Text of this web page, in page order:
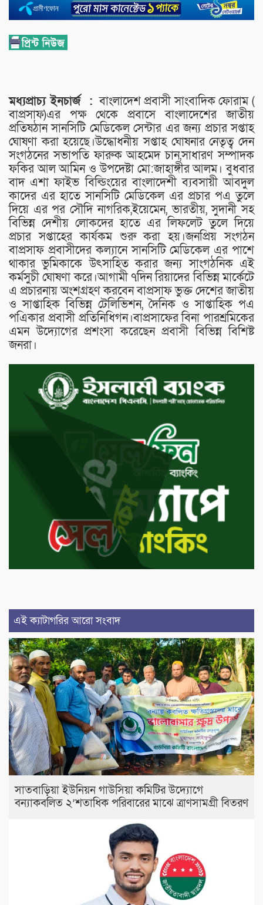
মধ্যপ্রাচ্য ইনচার্জ : বাংলাদেশ প্রবাসী সাংবাদিক ফোরাম (
বাপ্রসাফ)এর পক্ষ থেকে প্রবাসে বাংলাদেশের জাতীয়
প্রতিষঠান সানসিটি মেডিকেল সেন্টার এর জন্য প্রচার সপ্তাহ
ঘোষণা করা হয়েছে।উদ্ধোধনীয় সপ্তাহ ঘোষনার নেতৃত্ব দেন
সংগঠনের সভাপতি ফারুক আহমেদ চান,সাধারণ সম্পাদক
ফকির আল আমিন ও উপদেষ্টা মো:জাহাঙ্গীর আলম। বুধবার
বাদ এশা ফাইভ বিল্ডিংয়ের বাংলাদেশী ব্যবসায়ী আবদুল
কাদের এর হাতে সানসিটি মেডিকেল এর প্রচার পএ তুলে
দিয়ে এর পর সৌদি নাগরিক,ইয়েমেন, ভারতীয়, সুদানী সহ
বিভিন্ন দেশীয় লোকদের হাতে এর লিফলেট তুলে দিয়ে
প্রচার সপ্তাহের কার্যকম শুরু করা হয়।জনপ্রিয় সংগঠন
বাপ্রসাফ প্রবাসীদের কল্যানে সানসিটি মেডিকেল এর পাশে
থাকার ভুমিকাকে উৎসাহিত করার জন্য সাংগঠনিক এই
কর্মসুচী ঘোষণা করে।আগামী ৭দিন রিয়াদের বিভিন্ন মার্কেটে
এ প্রচারনায় অংশগ্রহণ করবেন বাপ্রসাফ ভুক্ত দেশের জাতীয়
ও সাপ্তাহিক বিভিন্ন টেলিভিশন, দৈনিক ও সাপ্তাহিক পএ
পএিকার প্রবাসী প্রতিনিধিগন।বাপ্রসাফের বিনা পারশ্রমিকের
এমন উদ্যোগের প্রশংসা করেছেন প্রবাসী বিভিন্ন বিশিষ্ট
জনরা।
এই ক্যাটাগরির আরো সংবাদ
সাতবাড়িয়া ইউনিয়ন গাউসিয়া কমিটির উদ্যোগে
বন্যাকবলিত ২’শতাধিক পরিবারের মাঝে ত্রাণসামগ্রী বিতরণ